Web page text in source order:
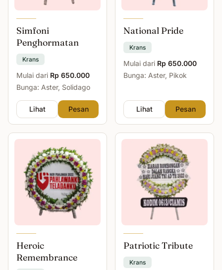
Simfoni
Penghormatan
Krans
Mulai dari Rp 650.000
Bunga: Aster, Solidago
Lihat Pesan
National Pride
Krans
Mulai dari Rp 650.000
Bunga: Aster, Pikok
Lihat Pesan
Heroic
Remembrance
Patriotic Tribute
Krans